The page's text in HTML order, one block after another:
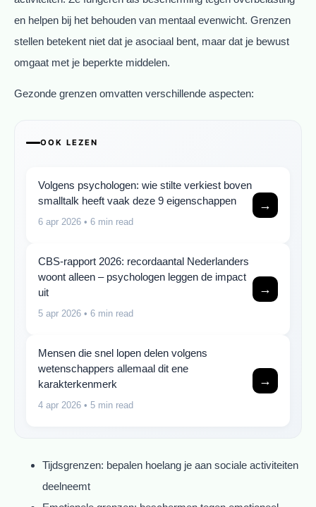
en helpen bij het behouden van mentaal evenwicht. Grenzen
stellen betekent niet dat je asociaal bent, maar dat je bewust
omgaat met je beperkte middelen.
Gezonde grenzen omvatten verschillende aspecten:
OOK LEZEN
Volgens psychologen: wie stilte verkiest boven
smalltalk heeft vaak deze 9 eigenschappen
6 apr 2026 • 6 min read
→
CBS-rapport 2026: recordaantal Nederlanders
woont alleen – psychologen leggen de impact
uit
5 apr 2026 • 6 min read
→
Mensen die snel lopen delen volgens
wetenschappers allemaal dit ene
karakterkenmerk
4 apr 2026 • 5 min read
→
Tijdsgrenzen: bepalen hoelang je aan sociale activiteiten
deelneemt